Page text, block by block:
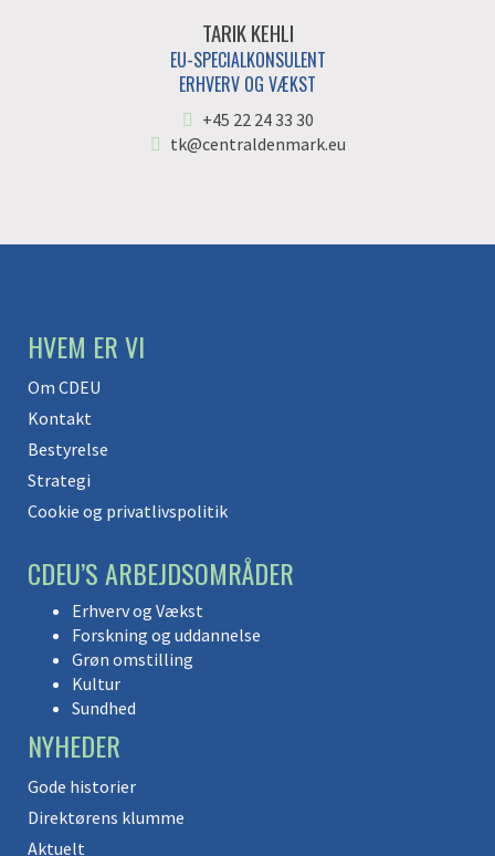
TARIK KEHLI
EU-SPECIALKONSULENT
ERHVERV OG VÆKST
+45 22 24 33 30
tk@centraldenmark.eu
HVEM ER VI
Om CDEU
Kontakt
Bestyrelse
Strategi
Cookie og privatlivspolitik
CDEU’S ARBEJDSOMRÅDER
Erhverv og Vækst
Forskning og uddannelse
Grøn omstilling
Kultur
Sundhed
NYHEDER
Gode historier
Direktørens klumme
Aktuelt